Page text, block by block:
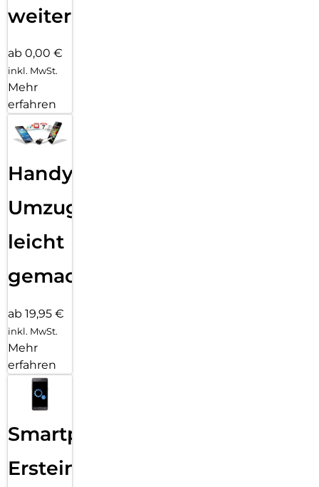
weiter
ab 0,00 €
inkl. MwSt.
Mehr
erfahren
Handy
Umzug
leicht
gemacht!
ab 19,95 €
inkl. MwSt.
Mehr
erfahren
Smartphone
Ersteinrichtung